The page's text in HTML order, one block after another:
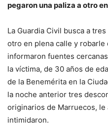
pegaron una paliza a otro
La Guardia Civil busca a
otro en plena calle y
informaron fuentes
la víctima, de 30 años de
de la Benemérita en la
la noche anterior tres
originarios de Marruecos,
intimidaron.